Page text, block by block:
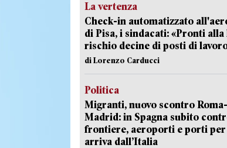
La vertenza
Check-in automatizzato
di Pisa, i sindacati: «Pronti alla
rischio decine di posti di
di Lorenzo Carducci
Politica
Migranti, nuovo scontro Roma-
Madrid: in Spagna subito
frontiere, aeroporti e porti
arriva dall’Italia